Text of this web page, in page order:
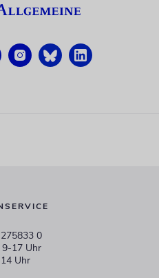
0
17 Uhr
Uhr